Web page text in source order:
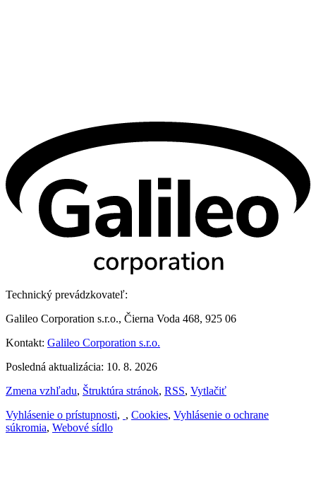
Technický prevádzkovateľ:
Galileo Corporation s.r.o., Čierna Voda 468, 925 06
Kontakt: Galileo Corporation s.r.o.
Posledná aktualizácia: 10. 8. 2026
Zmena vzhľadu, Štruktúra stránok, RSS, Vytlačiť
Vyhlásenie o prístupnosti, , Cookies, Vyhlásenie o ochrane
súkromia, Webové sídlo